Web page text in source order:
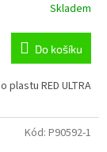
Skladem
Do košíku
RED ULTRA
Kód: P90592-1